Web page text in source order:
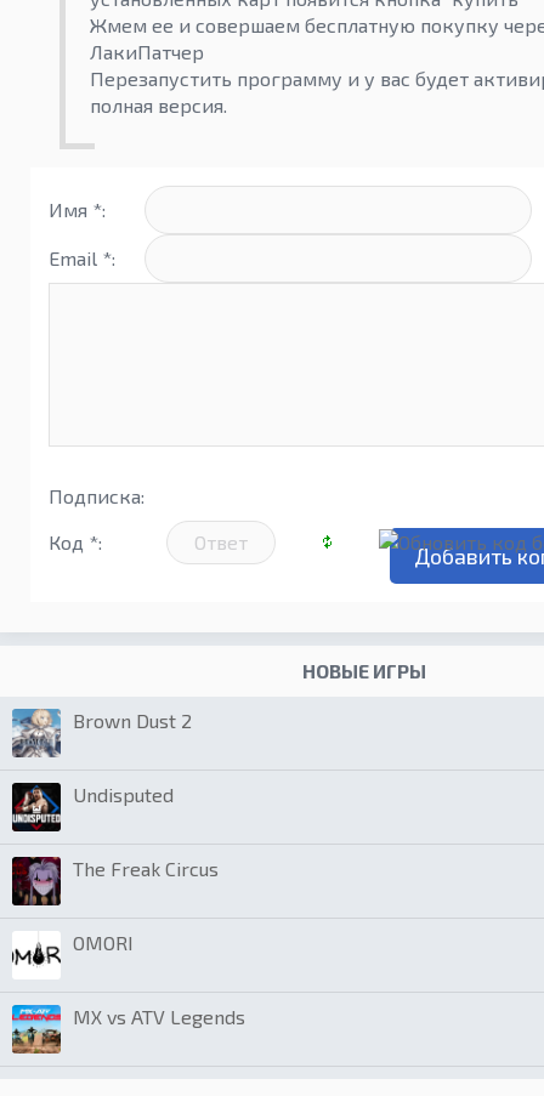
Жмем ее и совершаем бесплатную покупку
ЛакиПатчер
Перезапустить программу и у вас будет
полная версия.
Имя *:
Email *:
Подписка:
Код *:
НОВЫЕ ИГРЫ
Brown Dust 2
Undisputed
The Freak Circus
OMORI
MX vs ATV Legends